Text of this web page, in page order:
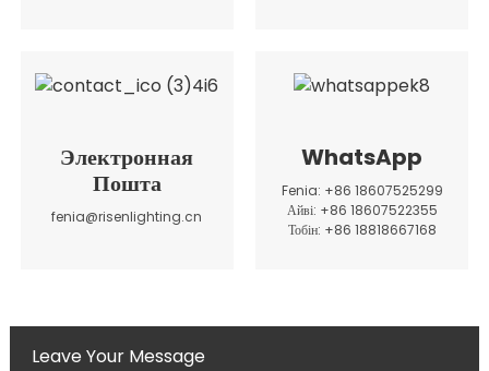
Электронная
Пошта
fenia@risenlighting.cn
WhatsApp
Fenia: +86 18607525299
Айві: +86 18607522355
Тобін: +86 18818667168
Leave Your Message